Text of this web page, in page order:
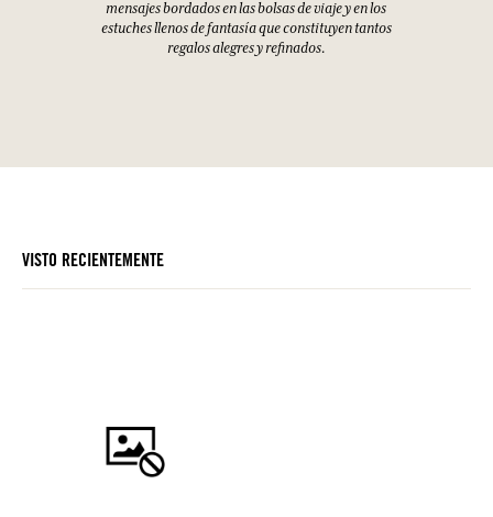
mensajes bordados en las bolsas de viaje y en los
estuches llenos de fantasía que constituyen tantos
regalos alegres y refinados.
VISTO RECIENTEMENTE